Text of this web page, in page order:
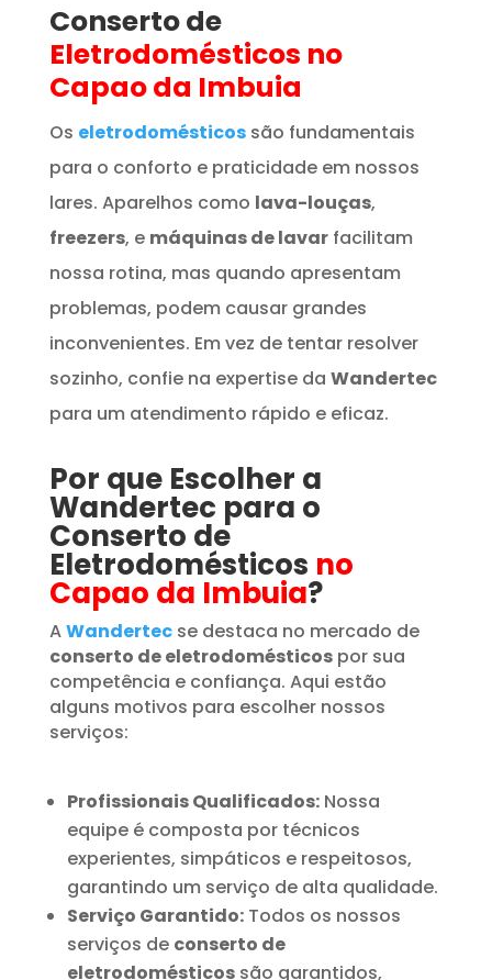
Conserto de
Eletrodomésticos no
Capao da Imbuia
Os eletrodomésticos são fundamentais
para o conforto e praticidade em nossos
lares. Aparelhos como lava-louças,
freezers, e máquinas de lavarfacilitam
nossa rotina, mas quando apresentam
problemas, podem causar grandes
inconvenientes. Em vez de tentar resolver
sozinho, confie na expertise da Wandertec
para um atendimento rápido e eficaz.
Por que Escolher a
Wandertec para o
Conserto de
Eletrodomésticos no
Capao da Imbuia?
AWandertecse destaca no mercado de
conserto de eletrodomésticospor sua
competência e confiança. Aqui estão
alguns motivos para escolher nossos
serviços:
Profissionais Qualificados:Nossa
equipe é composta por técnicos
experientes, simpáticos e respeitosos,
garantindo um serviço de alta qualidade.
Serviço Garantido:Todos os nossos
serviços de conserto de
eletrodomésticossão garantidos,